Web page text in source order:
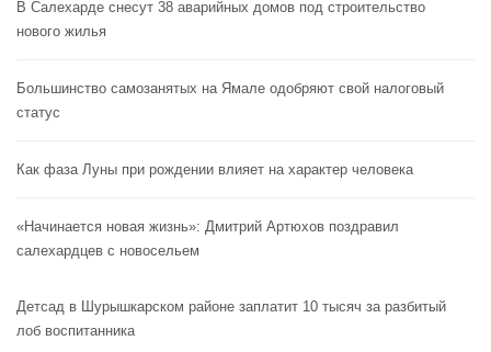
В Салехарде снесут 38 аварийных домов под строительство
нового жилья
Большинство самозанятых на Ямале одобряют свой налоговый
статус
Как фаза Луны при рождении влияет на характер человека
«Начинается новая жизнь»: Дмитрий Артюхов поздравил
салехардцев с новосельем
Детсад в Шурышкарском районе заплатит 10 тысяч за разбитый
лоб воспитанника